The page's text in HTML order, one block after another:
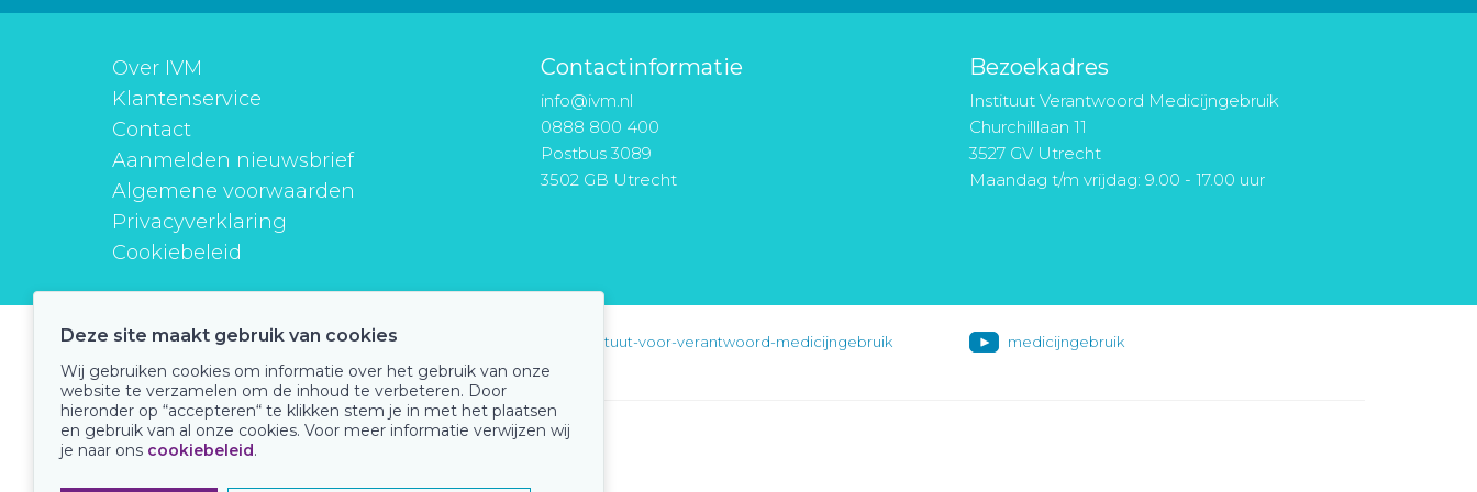
Over IVM
Klantenservice
Contact
Aanmelden nieuwsbrief
Algemene voorwaarden
Privacyverklaring
Cookiebeleid
Contactinformatie
info@ivm.nl
0888 800 400
Postbus 3089
3502 GB Utrecht
Bezoekadres
Instituut Verantwoord Medicijngebruik
Churchilllaan 11
3527 GV Utrecht
Maandag t/m vrijdag: 9.00 - 17.00 uur
instituutverantwoordmedicijngebruik instituut-voor-verantwoord-medicijngebruik medicijngebruik
Onze keurmerken
Deze site maakt gebruik van cookies
Wij gebruiken cookies om informatie over het gebruik van onze
website te verzamelen om de inhoud te verbeteren. Door
hieronder op “accepteren“ te klikken stem je in met het plaatsen
en gebruik van al onze cookies. Voor meer informatie verwijzen wij
je naar ons cookiebeleid.